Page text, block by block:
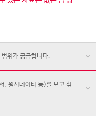
위가 궁금합니다.
, 원시데이터 등)를 보고 싶